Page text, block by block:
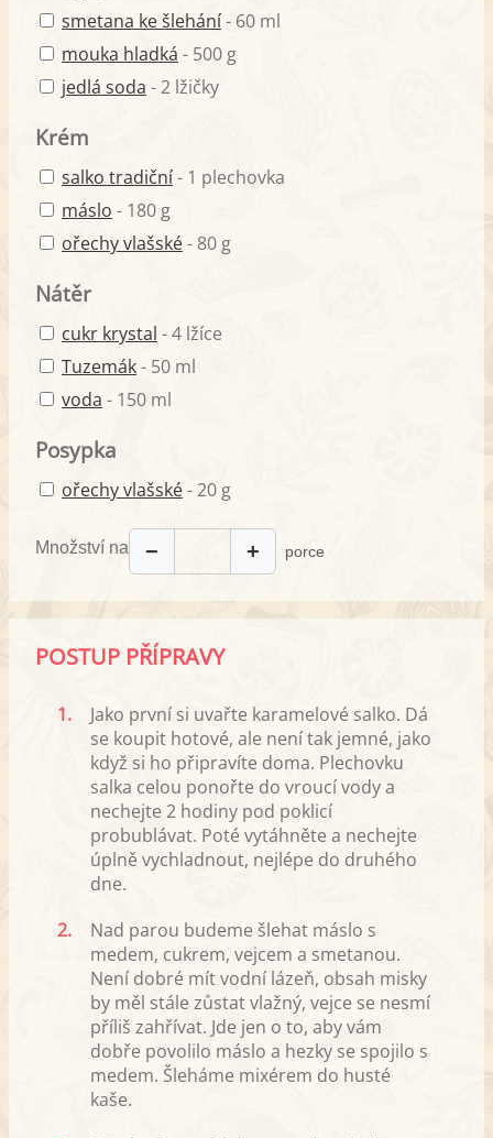
smetana ke šlehání- 60 ml
mouka hladká - 500 g
jedlá soda - 2 lžičky
Krém
salko tradiční- 1 plechovka
máslo - 180 g
ořechy vlašské- 80 g
Nátěr
cukr krystal - 4 lžíce
Tuzemák- 50 ml
voda - 150 ml
Posypka
ořechy vlašské- 20 g
Množství na − + porce
POSTUP PŘÍPRAVY
1.
Jako první si uvařte karamelové salko. Dá
se koupit hotové, ale není tak jemné, jako
když si ho připravíte doma. Plechovku
salka celou ponořte do vroucí vody a
nechejte 2 hodiny pod poklicí
probublávat. Poté vytáhněte a nechejte
úplně vychladnout, nejlépe do druhého
dne.
2.
Nad parou budeme šlehat máslo s
medem, cukrem, vejcem a smetanou.
Není dobré mít vodní lázeň, obsah misky
by měl stále zůstat vlažný, vejce se nesmí
příliš zahřívat. Jde jen o to, aby vám
dobře povolilo máslo a hezky se spojilo s
medem. Šleháme mixérem do husté
kaše.